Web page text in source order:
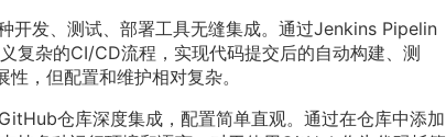
开发、测试、部署工具无缝集成。通过Jenkins Pipelin
杂的CI/CD流程，实现代码提交后的自动构建、测
，但配置和维护相对复杂。
仓库深度集成，配置简单直观。通过在仓库中添加